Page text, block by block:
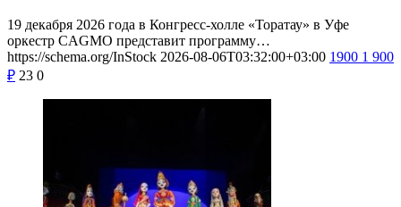
19 декабря 2026 года в Конгресс-холле «Торатау» в Уфе
оркестр CAGMO представит программу…
https://schema.org/InStock 2026-08-06T03:32:00+03:00 1900 1 900
₽ 23 0